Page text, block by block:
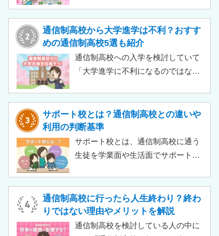
目安、申請時の注意点などをわかり
やすく解説します。費用負担を抑え
られるのでチェックしてみましょ
う。
通信制高校から大学進学は不利？おすす
めの通信制高校5選も紹介
通信制高校への入学を検討していて
「大学進学に不利になるのではない
のではないでしょうか。 結論とし
て、通信制高校に通っているからと
いって大学進学に不利になることは
ありません。中には、大学進学を想
格実績を豊富にもつ学校もありま
す。
サポート校とは？通信制高校との違いや
利用の判断基準
サポート校とは、通信制高校に通う
生徒を学業面や生活面でサポートす
め、サポート校のみでは高卒資格を
取得できません。 ただし、個別の学
習指導やスクールカウンセラーによ
通信制高校に行ったら人生終わり？終わ
りではない理由やメリットを解説
通信制高校を検討している人の中に